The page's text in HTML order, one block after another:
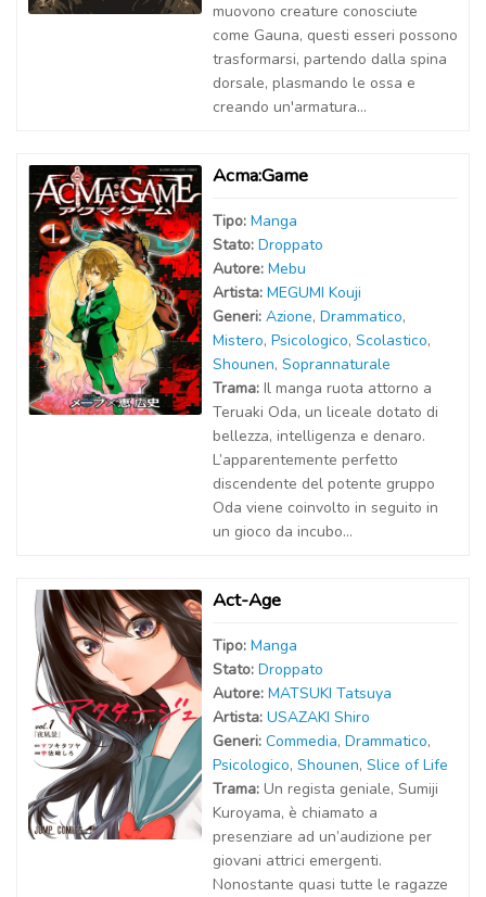
muovono creature conosciute
come Gauna, questi esseri possono
trasformarsi, partendo dalla spina
dorsale, plasmando le ossa e
creando un'armatura...
Acma:Game
Tipo: Manga
Stato: Droppato
Autore: Mebu
Artista: MEGUMI Kouji
Generi: Azione, Drammatico,
Mistero, Psicologico, Scolastico,
Shounen, Soprannaturale
Trama: Il manga ruota attorno a
Teruaki Oda, un liceale dotato di
bellezza, intelligenza e denaro.
L’apparentemente perfetto
discendente del potente gruppo
Oda viene coinvolto in seguito in
un gioco da incubo...
Act-Age
Tipo: Manga
Stato: Droppato
Autore: MATSUKI Tatsuya
Artista: USAZAKI Shiro
Generi: Commedia, Drammatico,
Psicologico, Shounen, Slice of Life
Trama: Un regista geniale, Sumiji
Kuroyama, è chiamato a
presenziare ad un’audizione per
giovani attrici emergenti.
Nonostante quasi tutte le ragazze